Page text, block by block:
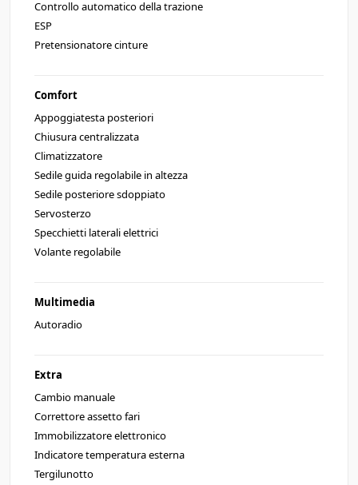
Controllo automatico della trazione
ESP
Pretensionatore cinture
Comfort
Appoggiatesta posteriori
Chiusura centralizzata
Climatizzatore
Sedile guida regolabile in altezza
Sedile posteriore sdoppiato
Servosterzo
Specchietti laterali elettrici
Volante regolabile
Multimedia
Autoradio
Extra
Cambio manuale
Correttore assetto fari
Immobilizzatore elettronico
Indicatore temperatura esterna
Tergilunotto